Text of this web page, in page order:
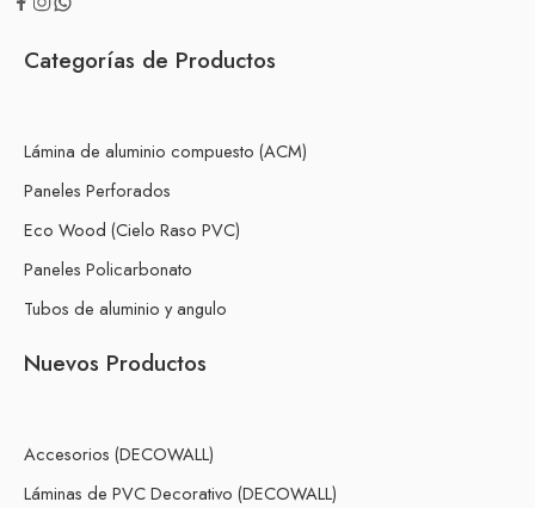
Categorías de Productos
Lámina de aluminio compuesto (ACM)
Paneles Perforados
Eco Wood (Cielo Raso PVC)
Paneles Policarbonato
Tubos de aluminio y angulo
Nuevos Productos
Accesorios (DECOWALL)
Láminas de PVC Decorativo (DECOWALL)